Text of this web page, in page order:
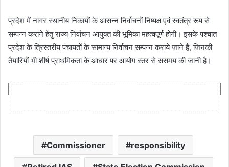
प्रदेश में नागर स्थानीय निकायों के आसन्न निर्वाचनों निष्पक्ष एवं स्वतंत्र रूप से
सम्पन्न कराने हेतु राज्य निर्वाचन आयुक्त की भूमिका महत्वपूर्ण होगी। इसके पश्चात
प्रदेश के त्रिस्तरीय पंचायतों के सामान्य निर्वाचन सम्पन्न कराये जाने हैं, जिनकी
तैयारियों भी शीर्ष प्राथमिकता के आधार पर आयोग स्तर से ससमय की जानी है।
Commissioner responsibility